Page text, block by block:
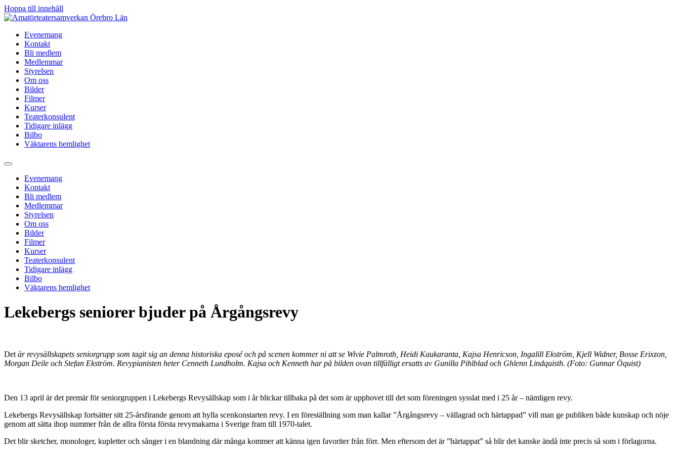
Hoppa till innehåll
Evenemang
Kontakt
Bli medlem
Medlemmar
Styrelsen
Om oss
Bilder
Filmer
Kurser
Teaterkonsulent
Tidigare inlägg
Bilbo
Väktarens hemlighet
Evenemang
Kontakt
Bli medlem
Medlemmar
Styrelsen
Om oss
Bilder
Filmer
Kurser
Teaterkonsulent
Tidigare inlägg
Bilbo
Väktarens hemlighet
Lekebergs seniorer bjuder på Årgångsrevy
Det är revysällskapets seniorgrupp som tagit sig an denna historiska eposé och på scenen kommer ni att se Wivie Palmroth, Heidi Kaukaranta, Kajsa Henricson, Ingalill Ekström, Kjell Widner, Bosse Erixzon,
Morgan Deile och Stefan Ekström. Revypianisten heter Cenneth Lundholm. Kajsa och Kenneth har på bilden ovan tillfälligt ersatts av Gunilla Pihlblad och Ghlenn Lindquisth. (Foto: Gunnar Öquist)
Den 13 april är det premär för seniorgruppen i Lekebergs Revysällskap som i år blickar tillbaka på det som är upphovet till det som föreningen sysslat med i 25 år – nämligen revy.
Lekebergs Revysällskap fortsätter sitt 25-årsfirande genom att hylla scenkonstarten revy. I en föreställning som man kallar ”Årgångsrevy – vällagrad och härtappad” vill man ge publiken både kunskap och nöje
genom att sätta ihop nummer från de allra första första revymakarna i Sverige fram till 1970-talet.
Det blir sketcher, monologer, kupletter och sånger i en blandning där många kommer att känna igen favoriter från förr. Men eftersom det är ”härtappat” så blir det kanske ändå inte precis så som i förlagorna.